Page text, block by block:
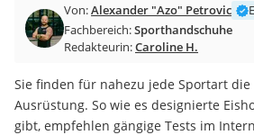
Aluminium-Koffer
Futterboot
E-Bike-Dreirad
Trekkingschuhe Herren
Reisetasche mit Rollen
Von:Alexander "Azo" Petrovic
Fachbereich:Sporthandschuhe
Redakteurin:Caroline H.
Sie finden für nahezu jede Sportart die
Ausrüstung. So wie es designierte
gibt, empfehlen gängige Tests im